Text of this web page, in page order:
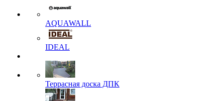
AQUAWALL
IDEAL
Террасная доска ДПК